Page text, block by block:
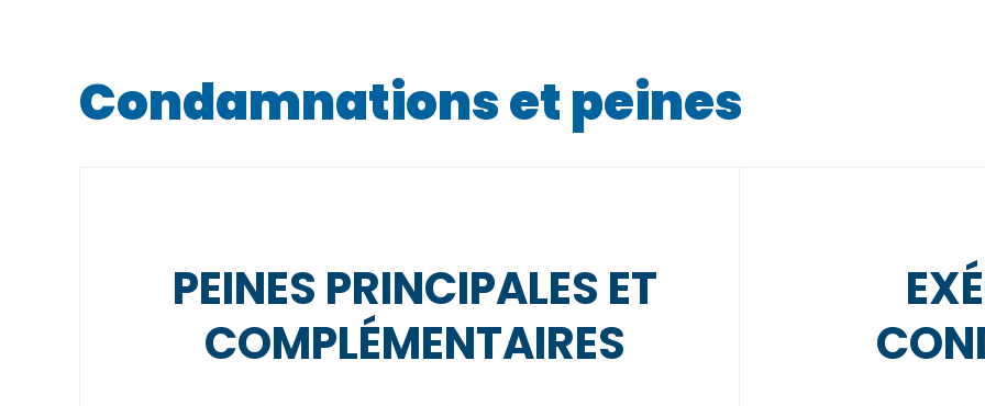
Condamnations et peines
PEINES PRINCIPALES ET
COMPLÉMENTAIRES